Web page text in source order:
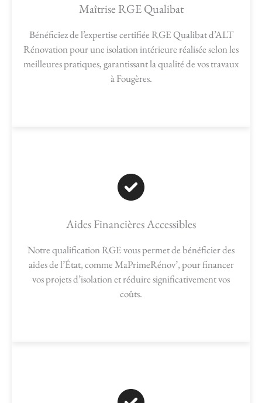
Maîtrise RGE Qualibat
Bénéficiez de l’expertise certifiée RGE Qualibat d’ALT
Rénovation pour une isolation intérieure réalisée selon les
meilleures pratiques, garantissant la qualité de vos travaux
à Fougères.
Aides Financières Accessibles
Notre qualification RGE vous permet de bénéficier des
aides de l’État, comme MaPrimeRénov’, pour financer
vos projets d’isolation et réduire significativement vos
coûts.